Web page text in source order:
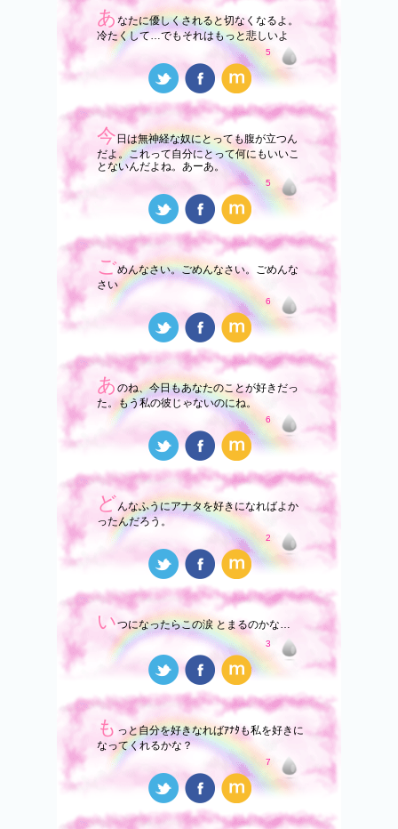
あ なたに優しくされると切なくなるよ。
冷たくして…でもそれはもっと悲しいよ
5
今 日は無神経な奴にとっても腹が立つん
だよ。これって自分にとって何にもいいこ
とないんだよね。あーあ。
5
ごめんなさい。ごめんなさい。ごめんな
さい
6
あ のね、今日もあなたのことが好きだっ
た。もう私の彼じゃないのにね。
6
どんなふうにアナタを好きになればよか
ったんだろう。
2
いつになったらこの涙 とまるのかな…
3
も っと自分を好きなればｱﾅﾀも私を好きに
なってくれるかな？
7